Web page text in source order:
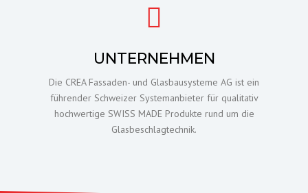
UNTERNEHMEN
Die CREA Fassaden- und Glasbausysteme AG ist ein
führender Schweizer Systemanbieter für qualitativ
hochwertige SWISS MADE Produkte rund um die
Glasbeschlagtechnik.